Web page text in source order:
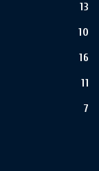
13
10
16
11
7